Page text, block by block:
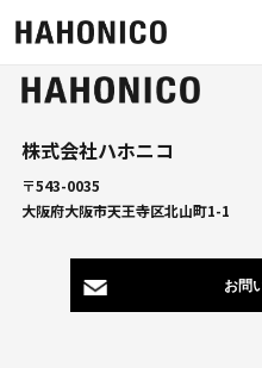
株式会社ハホニコ
〒543-0035
大阪府大阪市天王寺区北山町1-1
お問